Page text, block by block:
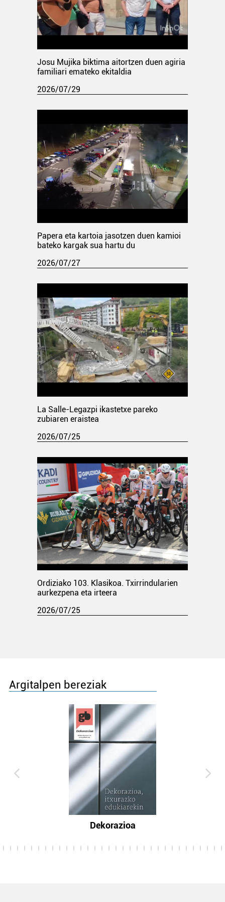
Josu Mujika biktima aitortzen duen agiria
familiari emateko ekitaldia
2026/07/29
Papera eta kartoia jasotzen duen kamioi
bateko kargak sua hartu du
2026/07/27
La Salle-Legazpi ikastetxe pareko
zubiaren eraistea
2026/07/25
Ordiziako 103. Klasikoa. Txirrindularien
aurkezpena eta irteera
2026/07/25
Argitalpen bereziak
Dekorazioa